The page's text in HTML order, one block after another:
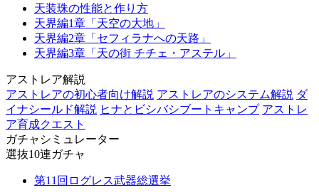
天装珠の性能と作り方
天界編1章「天空の大地」
天界編2章「セフィラナへの天路」
天界編3章「天の街 チチェ・アステル」
アストレア解説
アストレアの初心者向け解説 アストレアのシステム解説 ダ
イナシールド解説 ヒナとビシバシブートキャンプ アストレ
ア育成クエスト
ガチャシミュレーター
選抜10連ガチャ
第11回ログレス武器総選挙